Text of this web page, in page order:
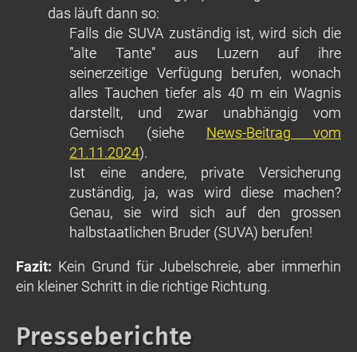
das läuft dann so:
Falls die SUVA zuständig ist, wird sich die
"alte Tante" aus Luzern auf ihre
seinerzeitige Verfügung berufen, wonach
alles Tauchen tiefer als 40 m ein Wagnis
darstellt, und zwar unabhängig vom
Gemisch (siehe News-Beitrag vom
21.11.2024).
Ist eine andere, private Versicherung
zuständig, ja, was wird diese machen?
Genau, sie wird sich auf den grossen
halbstaatlichen Bruder (SUVA) berufen!
Fazit: Kein Grund für Jubelschreie, aber immerhin
ein kleiner Schritt in die richtige Richtung.
Presseberichte